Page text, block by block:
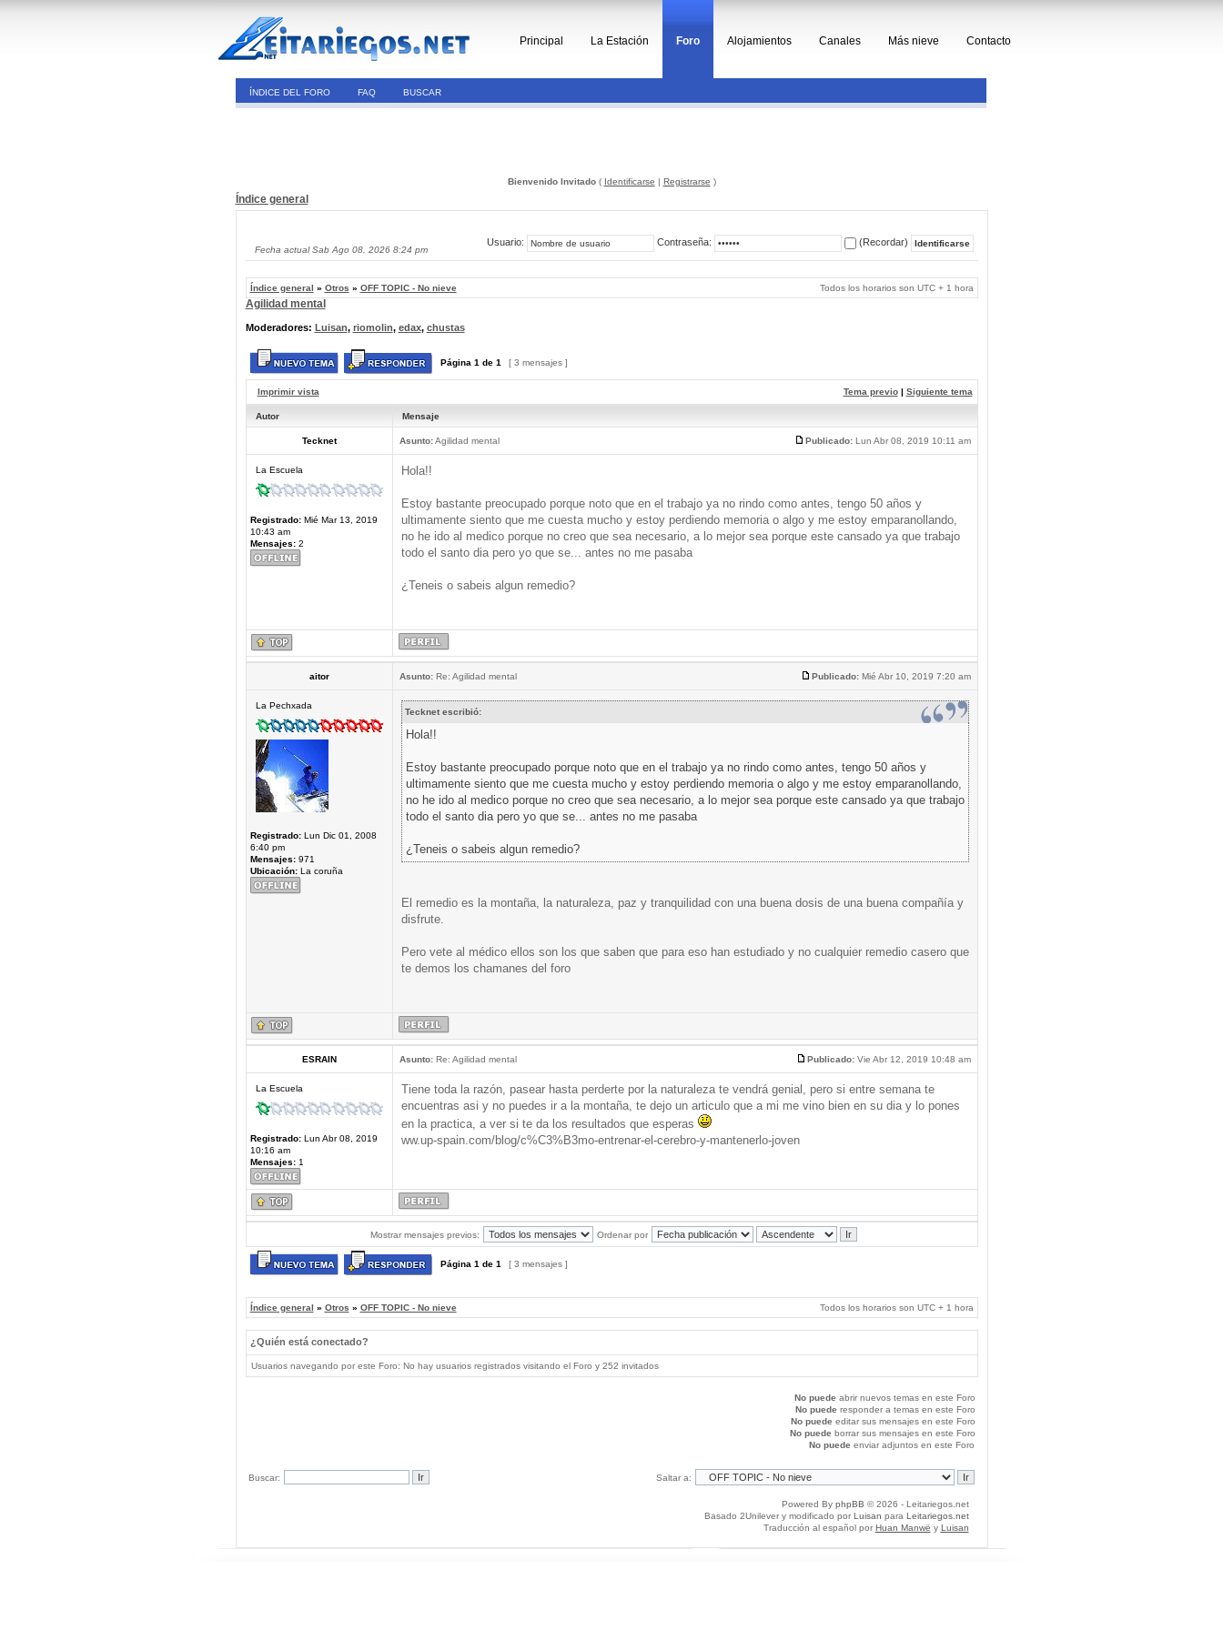
Principal La Estación Foro Alojamientos Canales Más nieve Contacto
ÍNDICE DEL FORO FAQ BUSCAR
Bienvenido Invitado( Identificarse | Registrarse )
Índice general
Fecha actual Sab Ago 08, 2026 8:24 pm
Usuario: Contraseña: (Recordar)
Índice general » Otros » OFF TOPIC - No nieve Todos los horarios son UTC + 1 hora
Agilidad mental
Moderadores: Luisan, riomolin, edax, chustas
Página 1 de 1 [ 3 mensajes ]
Imprimir vista Tema previo| Siguiente tema
Autor Mensaje
Tecknet Asunto:Agilidad mental Publicado:Lun Abr 08, 2019 10:11 am
La Escuela
Registrado:Mié Mar 13, 2019
10:43 am
Mensajes:2
Hola!!
Estoy bastante preocupado porque noto que en el trabajo ya no rindo como antes, tengo 50 años y
ultimamente siento que me cuesta mucho y estoy perdiendo memoria o algo y me estoy emparanollando,
no he ido al medico porque no creo que sea necesario, a lo mejor sea porque este cansado ya que trabajo
todo el santo dia pero yo que se... antes no me pasaba
¿Teneis o sabeis algun remedio?
aitor Asunto:Re: Agilidad mental Publicado:Mié Abr 10, 2019 7:20 am
La Pechxada
Registrado:Lun Dic 01, 2008
6:40 pm
Mensajes:971
Ubicación:La coruña
Tecknet escribió:
Hola!!
Estoy bastante preocupado porque noto que en el trabajo ya no rindo como antes, tengo 50 años y
ultimamente siento que me cuesta mucho y estoy perdiendo memoria o algo y me estoy emparanollando,
no he ido al medico porque no creo que sea necesario, a lo mejor sea porque este cansado ya que trabajo
todo el santo dia pero yo que se... antes no me pasaba
¿Teneis o sabeis algun remedio?
El remedio es la montaña, la naturaleza, paz y tranquilidad con una buena dosis de una buena compañía y
disfrute.
Pero vete al médico ellos son los que saben que para eso han estudiado y no cualquier remedio casero que
te demos los chamanes del foro
ESRAIN Asunto:Re: Agilidad mental Publicado:Vie Abr 12, 2019 10:48 am
La Escuela
Registrado:Lun Abr 08, 2019
10:16 am
Mensajes:1
Tiene toda la razón, pasear hasta perderte por la naturaleza te vendrá genial, pero si entre semana te
encuentras asi y no puedes ir a la montaña, te dejo un articulo que a mi me vino bien en su dia y lo pones
en la practica, a ver si te da los resultados que esperas
ww.up-spain.com/blog/c%C3%B3mo-entrenar-el-cerebro-y-mantenerlo-joven
Mostrar mensajes previos: Ordenar por
Página 1 de 1 [ 3 mensajes ]
Índice general » Otros » OFF TOPIC - No nieve Todos los horarios son UTC + 1 hora
¿Quién está conectado?
Usuarios navegando por este Foro: No hay usuarios registrados visitando el Foro y 252 invitados
No puede abrir nuevos temas en este Foro
No puede responder a temas en este Foro
No puede editar sus mensajes en este Foro
No puede borrar sus mensajes en este Foro
No puede enviar adjuntos en este Foro
Buscar: Saltar a:
Powered By phpBB © 2026 - Leitariegos.net
Basado 2Unilever y modificado por Luisan para Leitariegos.net
Traducción al español por Huan Manwë y Luisan